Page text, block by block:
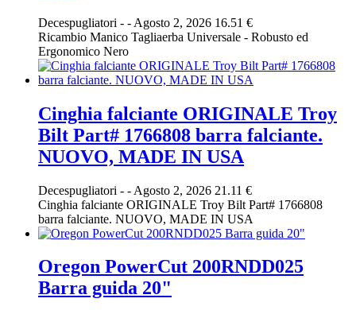
Decespugliatori - - Agosto 2, 2026 16.51 €
Ricambio Manico Tagliaerba Universale - Robusto ed
Ergonomico Nero
Cinghia falciante ORIGINALE Troy
Bilt Part# 1766808 barra falciante.
NUOVO, MADE IN USA
Decespugliatori - - Agosto 2, 2026 21.11 €
Cinghia falciante ORIGINALE Troy Bilt Part# 1766808
barra falciante. NUOVO, MADE IN USA
Oregon PowerCut 200RNDD025
Barra guida 20"